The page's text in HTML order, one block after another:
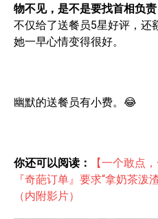
物不见，是不是要找首相负责
不仅给了送餐员5星好评，还
她一早心情变得很好。
幽默的送餐员有小费。😂
你还可以阅读：
【一个敢点
『奇葩订单』要求“拿奶茶泼
（内附影片）